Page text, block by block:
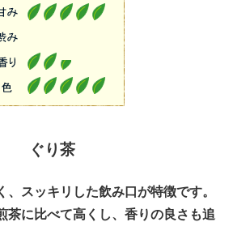
ぐり茶
、スッキリした飲み口が特徴です。
茶に比べて高くし、香りの良さも追